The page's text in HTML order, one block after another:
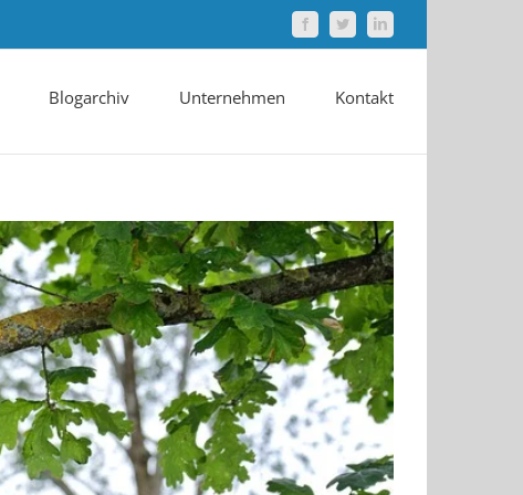
FacebookTwitterLinkedIn
Blogarchiv Unternehmen Kontakt